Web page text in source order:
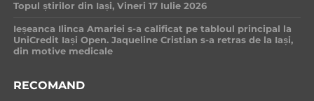
Topul știrilor din Iași, Vineri 17 Iulie 2026
Ieșeanca Ilinca Amariei s-a calificat pe tabloul principal la
UniCredit Iași Open. Jaqueline Cristian s-a retras de la Iași,
din motive medicale
RECOMAND